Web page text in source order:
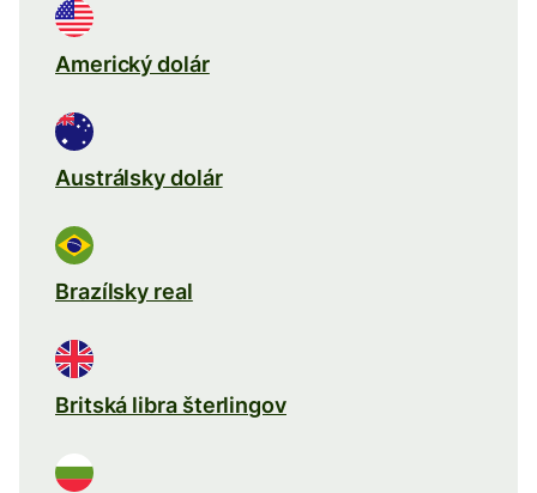
Americký dolár
Austrálsky dolár
Brazílsky real
Britská libra šterlingov